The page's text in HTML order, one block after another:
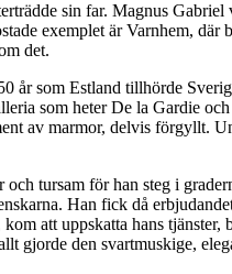
sin far. Magnus Gabriel
exemplet är Varnhem, där
det.
år som Estland tillhörde
som heter De la Gardie
av marmor, delvis förgyllt.
tursam för han steg i
Han fick då
att uppskatta hans tjänster,
gjorde den svartmuskige,